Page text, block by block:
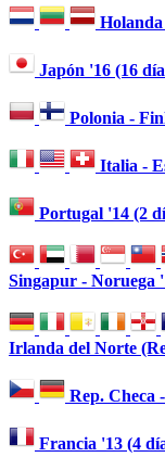
Japón '16 (16
Polonia -
Italia -
Portugal '14 (2
Singapur - Noruega
Irlanda del Norte
Rep. Checa
Francia '13 (4